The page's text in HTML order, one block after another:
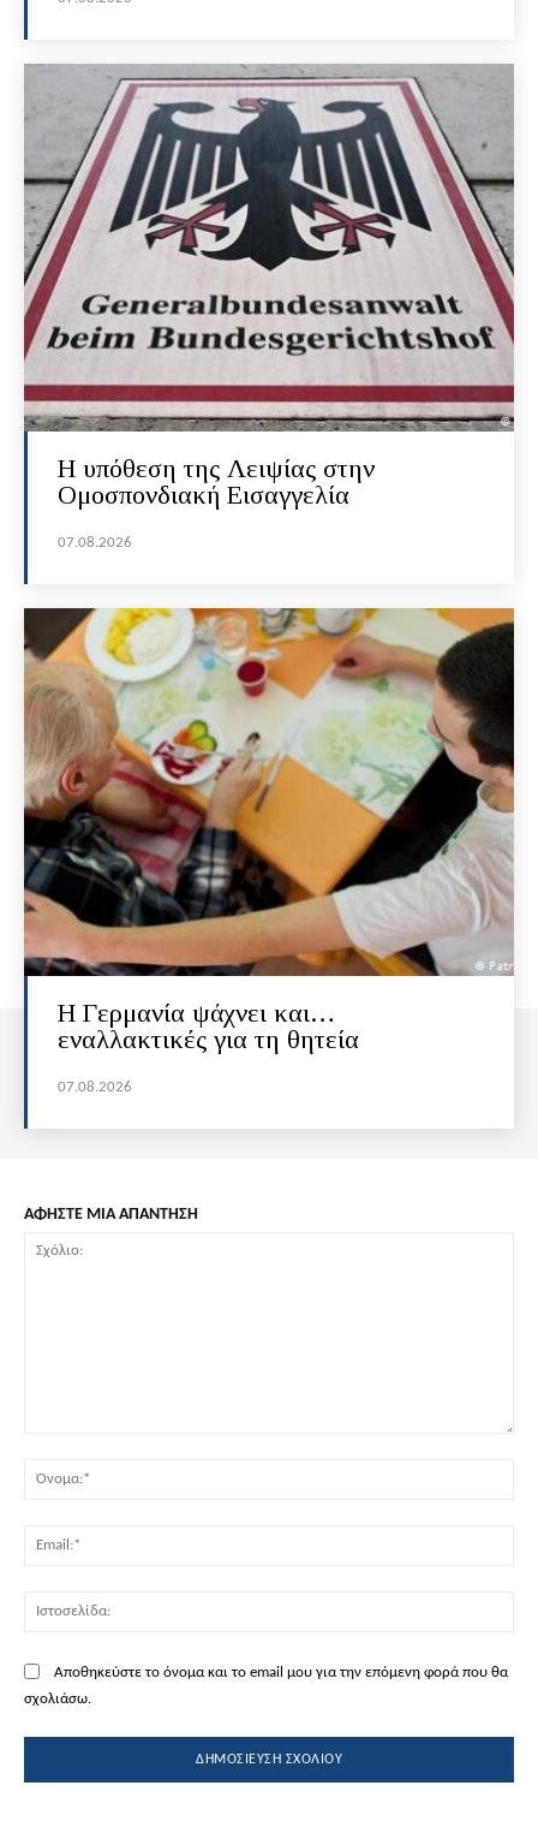
Η υπόθεση της Λειψίας στην
Ομοσπονδιακή Εισαγγελία
07.08.2026
H Γερμανία ψάχνει και…
εναλλακτικές για τη θητεία
07.08.2026
ΑΦΗΣΤΕ ΜΙΑ ΑΠΑΝΤΗΣΗ
Αποθηκεύστε το όνομα και το email μου για την επόμενη φορά που θα
σχολιάσω.